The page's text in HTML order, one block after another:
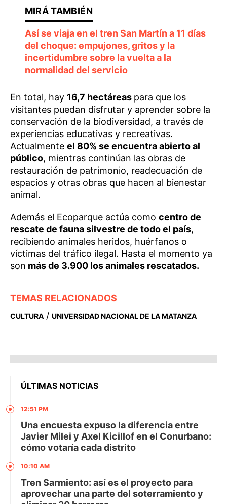
Así se viaja en el tren San Martín a 11 días
del choque: empujones, gritos y la
incertidumbre sobre la vuelta a la
normalidad del servicio
En total, hay 16,7 hectáreas para que los
visitantes puedan disfrutar y aprender sobre la
conservación de la biodiversidad, a través de
experiencias educativas y recreativas.
Actualmente el 80% se encuentra abierto al
público, mientras continúan las obras de
restauración de patrimonio, readecuación de
espacios y otras obras que hacen al bienestar
animal.
Además el Ecoparque actúa como centro de
rescate de fauna silvestre de todo el país,
recibiendo animales heridos, huérfanos o
víctimas del tráfico ilegal. Hasta el momento ya
son más de 3.900 los animales rescatados.
TEMAS RELACIONADOS
CULTURA / UNIVERSIDAD NACIONAL DE LA MATANZA
ÚLTIMAS NOTICIAS
12:51 PM
Una encuesta expuso la diferencia entre
Javier Milei y Axel Kicillof en el Conurbano:
cómo votaría cada distrito
10:10 AM
Tren Sarmiento: así es el proyecto para
aprovechar una parte del soterramiento y